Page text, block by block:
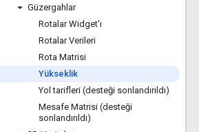
Güzergahlar
Rotalar Widget'ı
Rotalar Verileri
Rota Matrisi
Yükseklik
Yol tarifleri (desteği sonlandırıldı)
Mesafe Matrisi (desteği
sonlandırıldı)